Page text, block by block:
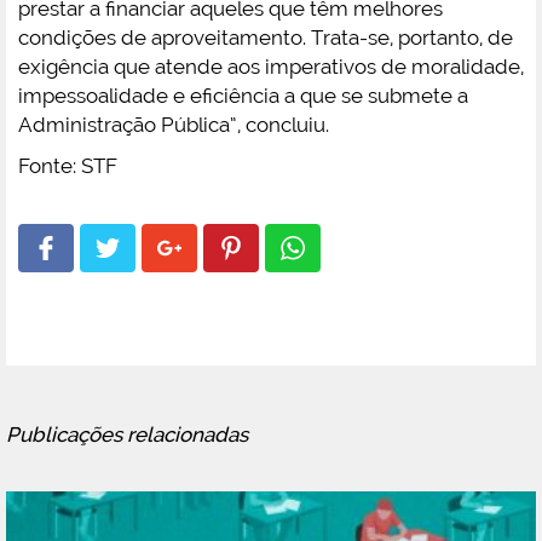
prestar a financiar aqueles que têm melhores
condições de aproveitamento. Trata-se, portanto, de
exigência que atende aos imperativos de moralidade,
impessoalidade e eficiência a que se submete a
Administração Pública”, concluiu.
Fonte: STF
Publicações relacionadas